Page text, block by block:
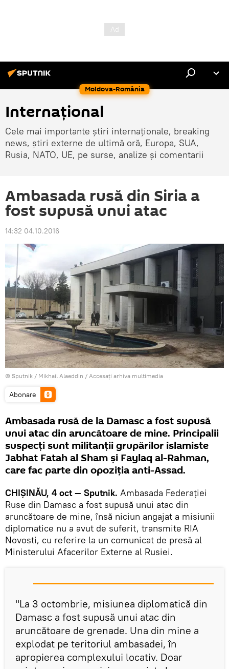
Moldova-România
Internaţional
Cele mai importante știri internaționale, breaking
news, știri externe de ultimă oră, Europa, SUA,
Rusia, NATO, UE, pe surse, analize și comentarii
Ambasada rusă din Siria a
fost supusă unui atac
14:32 04.10.2016
© Sputnik / Mikhail Alaeddin / Accesați arhiva multimedia
Abonare
Ambasada rusă de la Damasc a fost supusă
unui atac din aruncătoare de mine. Principalii
suspecți sunt militanții grupărilor islamiste
Jabhat Fatah al Sham și Faylaq al-Rahman,
care fac parte din opoziția anti-Assad.
CHIȘINĂU, 4 oct — Sputnik. Ambasada Federației
Ruse din Damasc a fost supusă unui atac din
aruncătoare de mine, însă niciun angajat a misiunii
diplomatice nu a avut de suferit, transmite RIA
Novosti, cu referire la un comunicat de presă al
Ministerului Afacerilor Externe al Rusiei.
"La 3 octombrie, misiunea diplomatică din
Damasc a fost supusă unui atac din
aruncătoare de grenade. Una din mine a
explodat pe teritoriul ambasadei, în
apropierea complexului locativ. Doar